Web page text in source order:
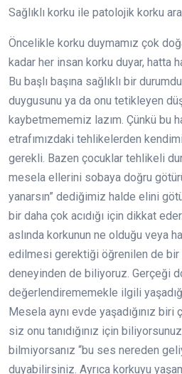
Sağlıklı korku ile patolojik korku
Öncelikle korku duymamız çok
kadar her insan korku duyar, hatta
Bu başlı başına sağlıklı bir
duygusunu ya da onu tetikleyen
kaybetmememiz lazım. Çünkü bu
etrafımızdaki tehlikelerden
gerekli. Bazen çocuklar tehlikeli
mesela ellerini sobaya doğru
yanarsın” dediğimiz halde elini
bir daha çok acıdığı için dikkat
aslında korkunun ne olduğu veya
edilmesi gerektiği öğrenilen de bir
deneyinden de biliyoruz. Gerçeği
değerlendirememekle ilgili
Mesela aynı evde yaşadığınız biri
siz onu tanıdığınız için
bilmiyorsanız “bu ses nereden
duyabilirsiniz. Ayrıca korkuyu